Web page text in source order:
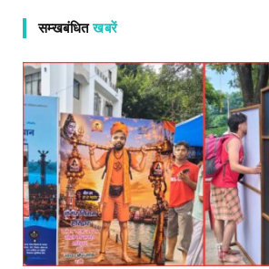
सम्खबंधितखबरें